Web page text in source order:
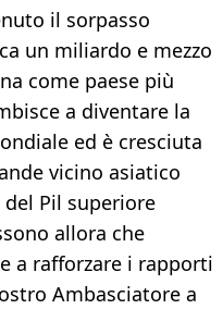
il sorpasso
un miliardo e mezzo
come paese più
a diventare la
ed è cresciuta
vicino asiatico
Pil superiore
allora che
a rafforzare i rapporti
Ambasciatore a